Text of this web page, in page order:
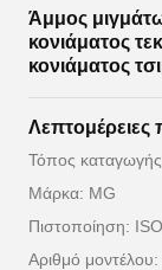
Άμμος
κονιάματος
κονιάματος
Λεπτομέρειες
Τόπος
Μάρκα: MG
Πιστοποίηση:
Αριθμό